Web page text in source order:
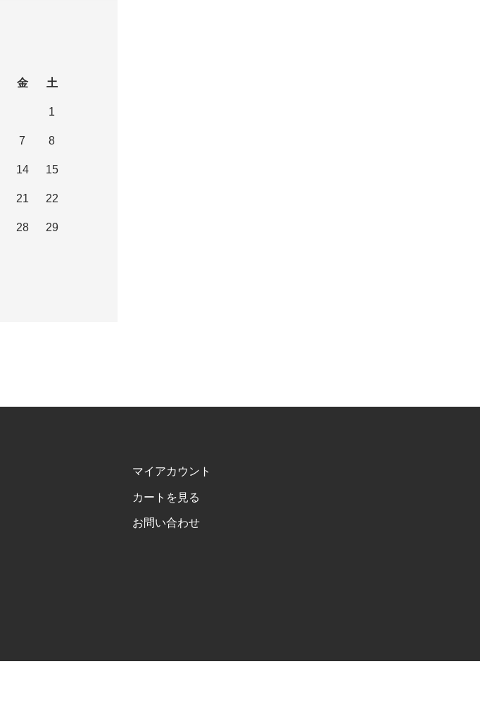
金 土
1
7 8
14 15
21 22
28 29
マイアカウント
カートを見る
お問い合わせ